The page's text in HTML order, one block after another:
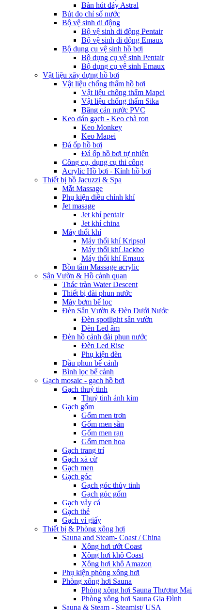
Bàn hút đáy Astral
Bút đo chỉ số nước
Bộ vệ sinh di động
Bộ vệ sinh di động Pentair
Bộ vệ sinh di động Emaux
Bộ dụng cụ vệ sinh hồ bơi
Bộ dụng cụ vệ sinh Pentair
Bộ dụng cụ vệ sinh Emaux
Vật liệu xây dựng hồ bơi
Vật liệu chống thấm hồ bơi
Vật liệu chống thấm Mapei
Vật liệu chống thấm Sika
Băng cản nước PVC
Keo dán gạch - Keo chà ron
Keo Monkey
Keo Mapei
Đá ốp hồ bơi
Đá ốp hồ bơi tự nhiên
Công cụ, dụng cụ thi công
Acrylic Hồ bơi - Kính hồ bơi
Thiết bị hồ Jacuzzi & Spa
Mắt Massage
Phụ kiện điều chỉnh khí
Jet masage
Jet khí pentair
Jet khí china
Máy thổi khí
Máy thổi khí Kripsol
Máy thổi khí Jackbo
Máy thổi khí Emaux
Bồn tắm Massage acrylic
Sân Vườn & Hồ cảnh quan
Thác tràn Water Descent
Thiết bị đài phun nước
Máy bơm bể lọc
Đèn Sân Vườn & Đèn Dưới Nước
Đèn spotlight sân vườn
Đèn Led âm
Đèn hồ cảnh đài phun nước
Đèn Led Rise
Phụ kiện đèn
Đầu phun bể cảnh
Bình lọc bể cảnh
Gạch mosaic - gạch hồ bơi
Gạch thuỷ tinh
Thuỷ tinh ánh kim
Gạch gốm
Gốm men trơn
Gốm men sần
Gốm men rạn
Gốm men hoa
Gạch trang trí
Gạch xà cừ
Gạch men
Gạch góc
Gạch góc thủy tinh
Gạch góc gốm
Gạch vảy cá
Gạch thẻ
Gạch vỉ giấy
Thiết bị & Phòng xông hơi
Sauna and Steam- Coast / China
Xông hơi ướt Coast
Xông hơi khô Coast
Xông hơi khô Amazon
Phụ kiện phòng xông hơi
Phòng xông hơi Sauna
Phòng xông hơi Sauna Thương Mại
Phòng xông hơi Sauna Gia Đình
Sauna & Steam - Steamist/ USA